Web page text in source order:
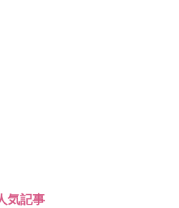
気記事